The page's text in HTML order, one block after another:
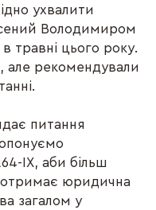
ухвалити
Володимиром
травні цього року.
але рекомендували
питання
IX, аби більш
юридична
загалом у